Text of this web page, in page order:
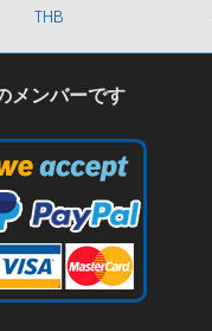
THB
メンバーです